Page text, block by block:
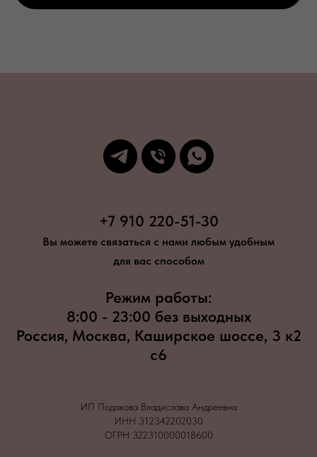
+7 910 220-51-30
Вы можете связаться с нами любым удобным
для вас способом
Режим работы:
8:00 - 23:00 без выходных
Россия, Москва, Каширское шоссе, 3 к2
с6
ИП Подакова Владислава Андреевна
ИНН 312342202030
ОГРН 322310000018600